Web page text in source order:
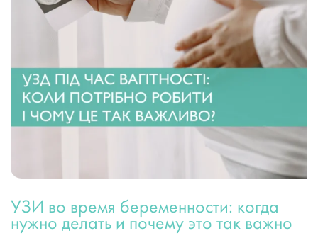
УЗИ во время беременности: когда
нужно делать и почему это так важно